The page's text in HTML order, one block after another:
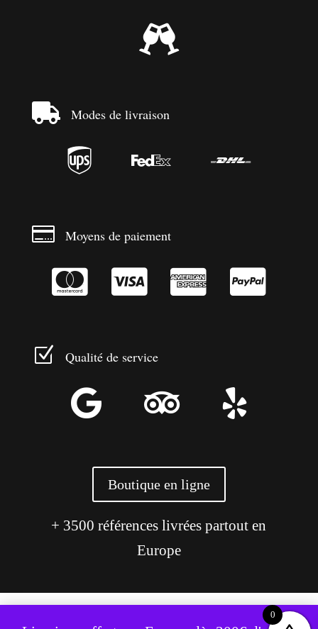

 Modes de livraison
  
 Moyens de paiement
   
Z Qualité de service
  
Boutique en ligne
+ 3500 références livrées partout en
Europe
Ce site utilise des cookies pour améliorer votre expérience.
0